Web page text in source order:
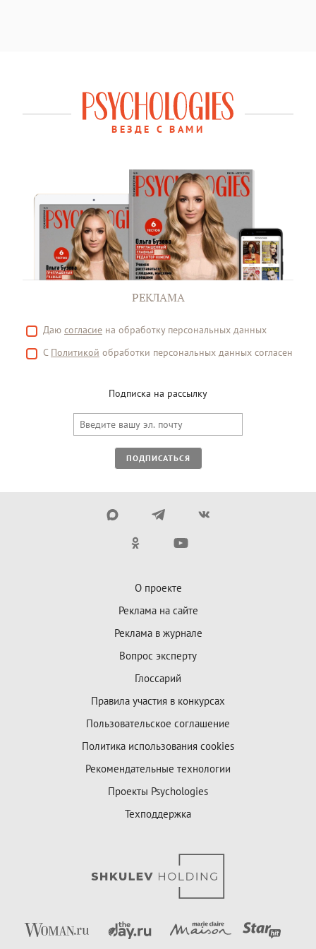
ВЕЗДЕ С ВАМИ
РЕКЛАМА
Даю согласие на обработку персональных данных
С Политикой обработки персональных данных согласен
Подписка на рассылку
ПОДПИСАТЬСЯ
О проекте
Реклама на сайте
Реклама в журнале
Вопрос эксперту
Глоссарий
Правила участия в конкурсах
Пользовательское соглашение
Политика использования cookies
Рекомендательные технологии
Проекты Psychologies
Техподдержка